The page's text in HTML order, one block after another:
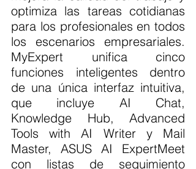
optimiza las tareas cotidianas
para los profesionales en todos
los escenarios empresariales.
MyExpert unifica cinco
funciones inteligentes dentro
de una única interfaz intuitiva,
que incluye AI Chat,
Knowledge Hub, Advanced
Tools with AI Writer y Mail
Master, ASUS AI ExpertMeet
con listas de seguimiento